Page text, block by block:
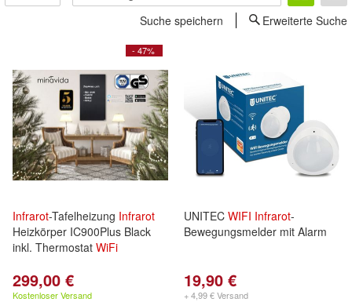
Suche speichern
Erweiterte Suche
- 47%
Infrarot-Tafelheizung Infrarot
Heizkörper IC900Plus Black
inkl. Thermostat WiFi
299,00 €
Kostenloser Versand
UNITEC WIFI Infrarot-
Bewegungsmelder mit Alarm
19,90 €
+ 4,99 € Versand